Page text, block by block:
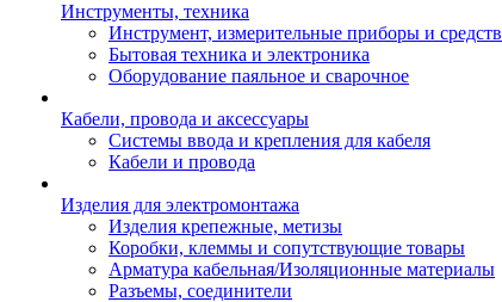
Инструменты, техника
Инструмент, измерительные приборы и
Бытовая техника и электроника
Оборудование паяльное и сварочное
Кабели, провода и аксессуары
Системы ввода и крепления для кабеля
Кабели и провода
Изделия для электромонтажа
Изделия крепежные, метизы
Коробки, клеммы и сопутствующие товары
Арматура кабельная/Изоляционные материалы
Разъемы, соединители